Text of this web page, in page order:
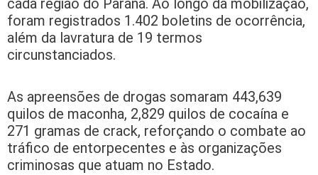
cada região do Paraná. Ao longo da mobilização,
foram registrados 1.402 boletins de ocorrência,
além da lavratura de 19 termos
circunstanciados.
As apreensões de drogas somaram 443,639
quilos de maconha, 2,829 quilos de cocaína e
271 gramas de crack, reforçando o combate ao
tráfico de entorpecentes e às organizações
criminosas que atuam no Estado.